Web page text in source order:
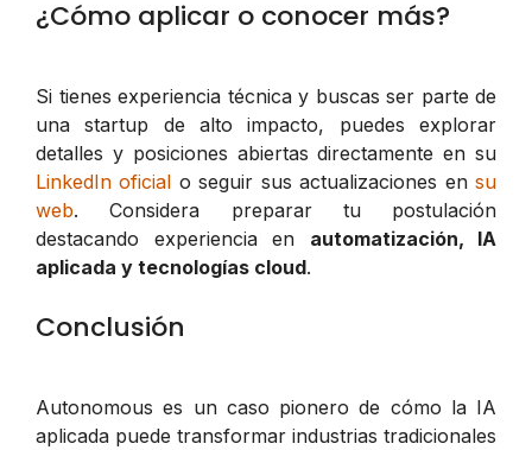
¿Cómo aplicar o conocer más?
Si tienes experiencia técnica y buscas ser parte de
una startup de alto impacto, puedes explorar
detalles y posiciones abiertas directamente en su
LinkedIn oficial o seguir sus actualizaciones ensu
web. Considera preparar tu postulación
destacando experiencia en automatización, IA
aplicada y tecnologías cloud.
Conclusión
Autonomous es un caso pionero de cómo la IA
aplicada puede transformar industrias tradicionales